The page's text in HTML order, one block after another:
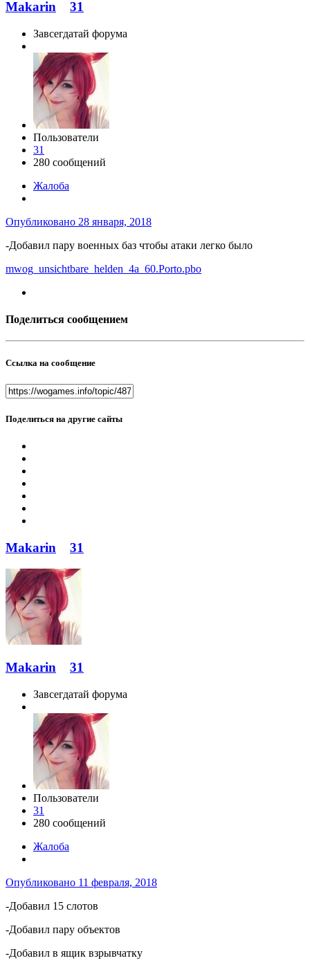
Makarin 31
Завсегдатай форума
Пользователи
31
280 сообщений
Жалоба
Опубликовано 28 января, 2018
-Добавил пару военных баз чтобы атаки легко было
mwog_unsichtbare_helden_4a_60.Porto.pbo
Поделиться сообщением
Ссылка на сообщение
Поделиться на другие сайты
Makarin 31
Makarin 31
Завсегдатай форума
Пользователи
31
280 сообщений
Жалоба
Опубликовано 11 февраля, 2018
-Добавил 15 слотов
-Добавил пару объектов
-Добавил в ящик взрывчатку